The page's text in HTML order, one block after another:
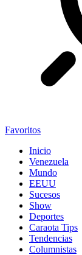
Favoritos
Inicio
Venezuela
Mundo
EEUU
Sucesos
Show
Deportes
Caraota Tips
Tendencias
Columnistas